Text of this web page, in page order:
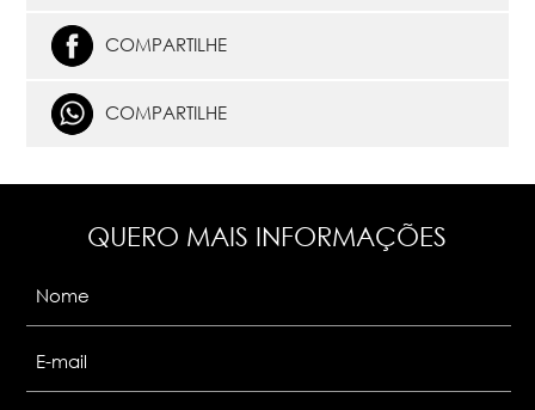
COMPARTILHE
COMPARTILHE
QUERO MAIS INFORMAÇÕES